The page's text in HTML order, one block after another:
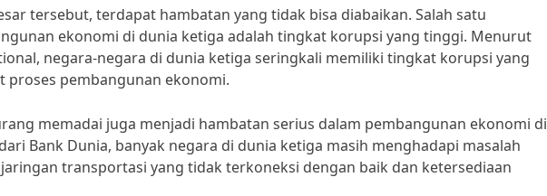
tersebut, terdapat hambatan yang tidak bisa diabaikan. Salah satu
ekonomi di dunia ketiga adalah tingkat korupsi yang tinggi. Menurut
negara-negara di dunia ketiga seringkali memiliki tingkat korupsi yang
pembangunan ekonomi.
memadai juga menjadi hambatan serius dalam pembangunan ekonomi di
Bank Dunia, banyak negara di dunia ketiga masih menghadapi masalah
transportasi yang tidak terkoneksi dengan baik dan ketersediaan